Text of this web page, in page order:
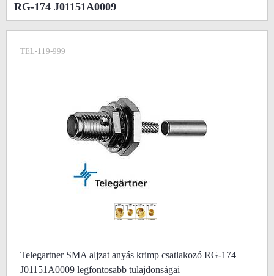
RG-174 J01151A0009
TEL-119-999
Telegartner SMA aljzat anyás krimp csatlakozó RG-174
J01151A0009 legfontosabb tulajdonságai